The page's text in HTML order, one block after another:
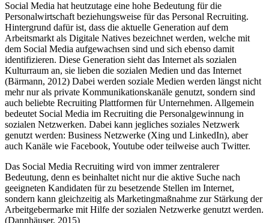
Social Media hat heutzutage eine hohe Bedeutung für die
Personalwirtschaft beziehungsweise für das Personal Recruiting.
Hintergrund dafür ist, dass die aktuelle Generation auf dem
Arbeitsmarkt als Digitale Natives bezeichnet werden, welche mit
dem Social Media aufgewachsen sind und sich ebenso damit
identifizieren. Diese Generation sieht das Internet als sozialen
Kulturraum an, sie lieben die sozialen Medien und das Internet
(Bärmann, 2012) Dabei werden soziale Medien werden längst nicht
mehr nur als private Kommunikationskanäle genutzt, sondern sind
auch beliebte Recruiting Plattformen für Unternehmen. Allgemein
bedeutet Social Media im Recruiting die Personalgewinnung in
sozialen Netzwerken. Dabei kann jegliches soziales Netzwerk
genutzt werden: Business Netzwerke (Xing und LinkedIn), aber
auch Kanäle wie Facebook, Youtube oder teilweise auch Twitter.
Das Social Media Recruiting wird von immer zentralerer
Bedeutung, denn es beinhaltet nicht nur die aktive Suche nach
geeigneten Kandidaten für zu besetzende Stellen im Internet,
sondern kann gleichzeitig als Marketingmaßnahme zur Stärkung der
Arbeitgebermarke mit Hilfe der sozialen Netzwerke genutzt werden.
(Dannhäuser, 2015)